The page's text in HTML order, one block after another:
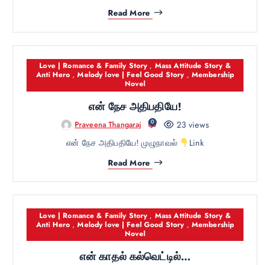
Read More
Love | Romance & Family Story, Mass Attitude Story &
Anti Hero,Melody love | Feel Good Story, Membership
Novel
என் நேச அதிபதியே!
Praveena Thangaraj 0
23 views
என் நேச அதிபதியே! முழுநாவல்
Link
Read More
Love | Romance & Family Story, Mass Attitude Story &
Anti Hero,Melody love | Feel Good Story, Membership
Novel
என் காதல் கல்வெட்டில்…